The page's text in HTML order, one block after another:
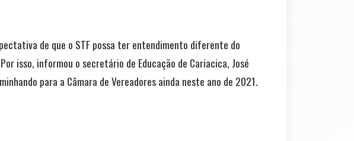
de que o STF possa ter entendimento diferente do
isso, informou o secretário de Educação de Cariacica, José
para a Câmara de Vereadores ainda neste ano de 2021.